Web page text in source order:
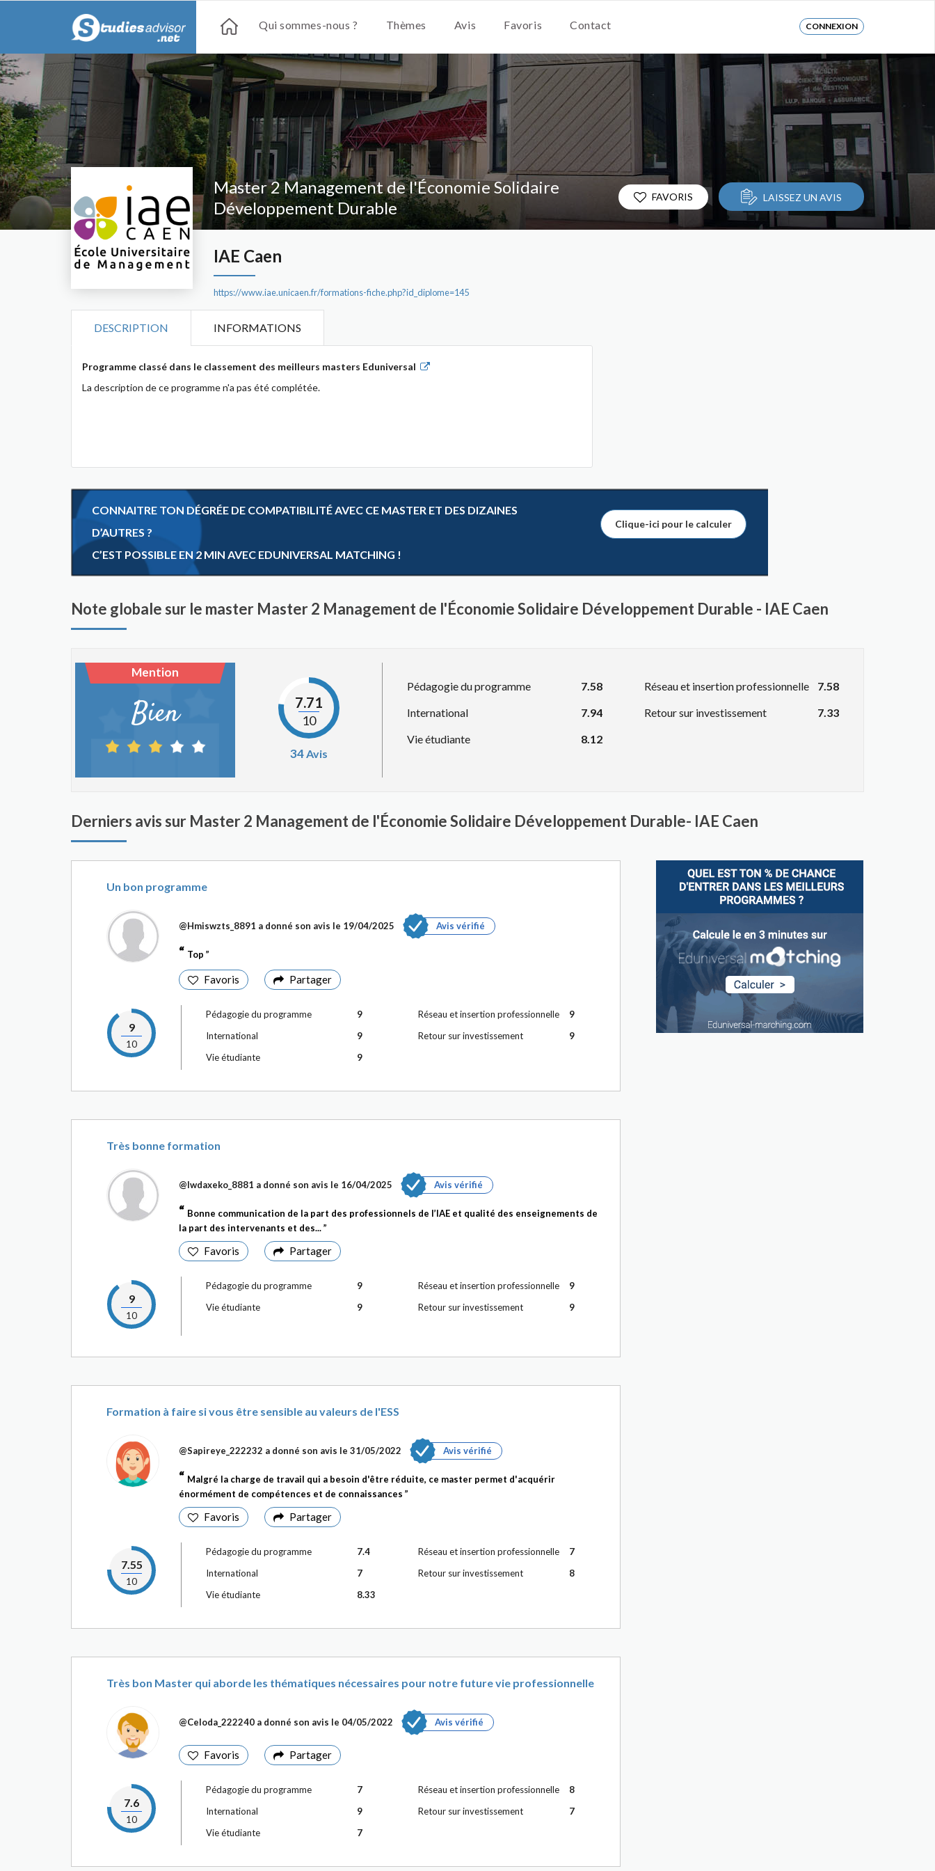
Qui sommes-nous ? Thèmes Avis Favoris Contact CONNEXION
Master 2 Management de l'Économie Solidaire
Développement Durable
IAE Caen
https://www.iae.unicaen.fr/formations-fiche.php?id_diplome=145
FAVORIS LAISSEZ UN AVIS
DESCRIPTION INFORMATIONS
Programme classé dans le classement des meilleurs masters Eduniversal
La description de ce programme n'a pas été complétée.
CONNAITRE TON DÉGRÉE DE COMPATIBILITÉ AVEC CE MASTER ET DES DIZAINES
D’AUTRES ?
C’EST POSSIBLE EN 2 MIN AVEC EDUNIVERSAL MATCHING !
Clique-ici pour le calculer
Note globale sur le master Master 2 Management de l'Économie Solidaire Développement Durable - IAE Caen
Mention
Bien 7.71
10
34 Avis
Pédagogie du programme
7.58
International
7.94
Vie étudiante
8.12
Réseau et insertion professionnelle
7.58
Retour sur investissement
7.33
Derniers avis sur Master 2 Management de l'Économie Solidaire Développement Durable- IAE Caen
Un bon programme
@Hmiswzts_8891 a donné son avis le 19/04/2025 Avis vérifié
Top
Favoris Partager
9
10
Pédagogie du programme
9
International
9
Vie étudiante
9
Réseau et insertion professionnelle
9
Retour sur investissement
9
Très bonne formation
@Iwdaxeko_8881 a donné son avis le 16/04/2025 Avis vérifié
Bonne communication de la part des professionnels de l’IAE et qualité des enseignements de
la part des intervenants et des...
Favoris Partager
9
10
Pédagogie du programme
9
Vie étudiante
9
Réseau et insertion professionnelle
9
Retour sur investissement
9
Formation à faire si vous être sensible au valeurs de l'ESS
@Sapireye_222232 a donné son avis le 31/05/2022 Avis vérifié
Malgré la charge de travail qui a besoin d'être réduite, ce master permet d'acquérir
énormément de compétences et de connaissances
Favoris Partager
7.55
10
Pédagogie du programme
7.4
International
7
Vie étudiante
8.33
Réseau et insertion professionnelle
7
Retour sur investissement
8
Très bon Master qui aborde les thématiques nécessaires pour notre future vie professionnelle
@Celoda_222240 a donné son avis le 04/05/2022 Avis vérifié
Favoris Partager
7.6
10
Pédagogie du programme
7
International
9
Vie étudiante
7
Réseau et insertion professionnelle
8
Retour sur investissement
7